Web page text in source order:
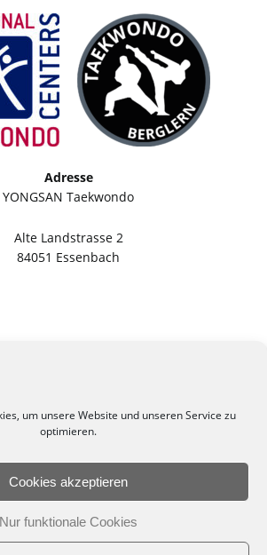
um unsere Website und unseren Service zu
optimieren.
Cookies akzeptieren
Nur funktionale Cookies
Adresse
YONGSAN Taekwondo
Alte Landstrasse 2
84051 Essenbach
Impressum
Datenschutzerklärung